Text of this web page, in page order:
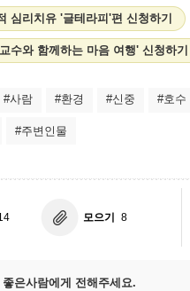
심리치유 '글테라피'편 신청하기
수와 함께하는 마음 여행' 신청하기
#사람 #환경 #신중 #호수
#주변인물
모으기 8
은사람에게 전해주세요.